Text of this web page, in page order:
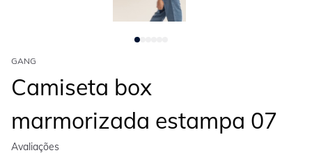
GANG
Camiseta box
marmorizada estampa 07